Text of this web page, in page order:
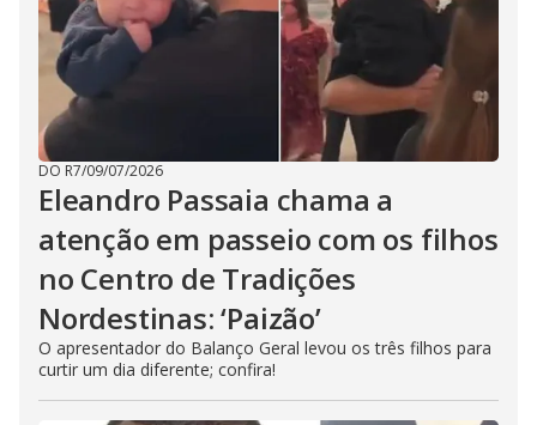
DO R7/09/07/2026
Eleandro Passaia chama a
atenção em passeio com os filhos
no Centro de Tradições
Nordestinas: ‘Paizão’
O apresentador do Balanço Geral levou os três filhos para
curtir um dia diferente; confira!